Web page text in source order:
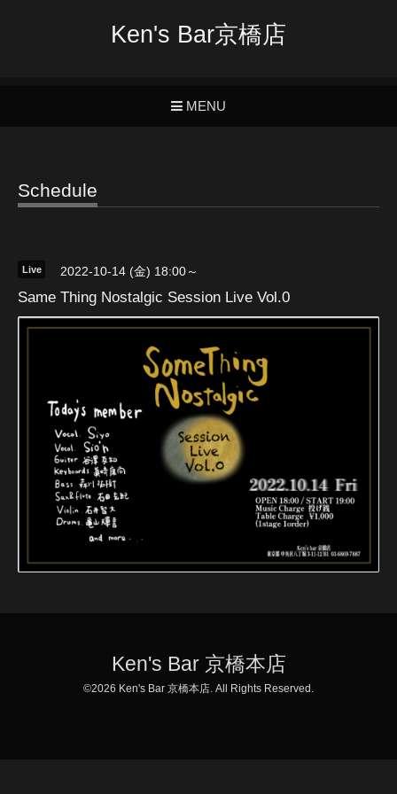
Ken's Bar京橋店
MENU
Schedule
Live 2022-10-14 (金) 18:00～
Same Thing Nostalgic Session Live Vol.0
Ken's Bar 京橋本店
©2026 Ken's Bar 京橋本店. All Rights Reserved.